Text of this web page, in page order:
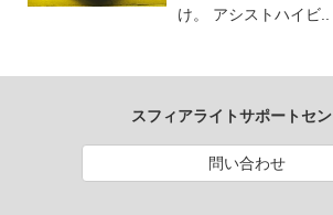
け。 アシストハイビ..
スフィアライトサポートセ
問い合わせ